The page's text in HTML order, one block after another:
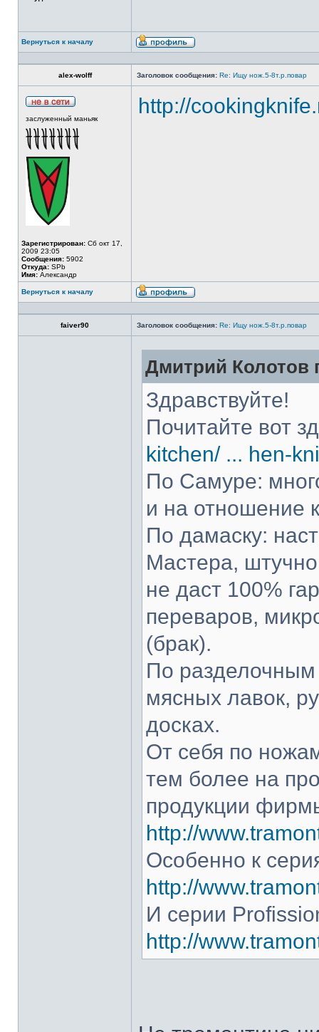
Вернуться к началу
alex-wolff Заголовок сообщения: Re: Ищу нож.5-8т.р.повар
заслуженный маньяк
Зарегистрирован: Сб окт 17,
2009 23:05
Сообщения: 5902
Откуда: SPb
Имя: Александр
http://
Вернуться к началу
faiver90 Заголовок сообщения: Re: Ищу нож.5-8т.р.повар
Дмитрий Колотов
Здравствуйте!
Почитайте вот
kitchen/ ... hen-
По Самуре:
и на отношение
По дамаску:
Мастера,
не даст 100%
переваров,
(брак).
По разделочным
мясных лавок,
досках.
От себя по
тем более на
продукции
http://
Особенно к
http://
И серии
http://